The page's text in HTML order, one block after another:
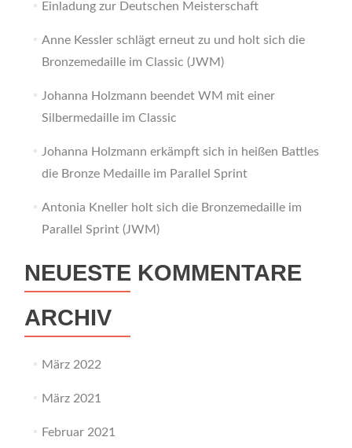
Einladung zur Deutschen Meisterschaft
Anne Kessler schlägt erneut zu und holt sich die
Bronzemedaille im Classic (JWM)
Johanna Holzmann beendet WM mit einer
Silbermedaille im Classic
Johanna Holzmann erkämpft sich in heißen Battles
die Bronze Medaille im Parallel Sprint
Antonia Kneller holt sich die Bronzemedaille im
Parallel Sprint (JWM)
NEUESTE KOMMENTARE
ARCHIV
März 2022
März 2021
Februar 2021